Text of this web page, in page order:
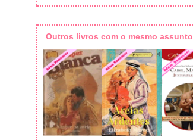
Outros livros com o mesmo assunto